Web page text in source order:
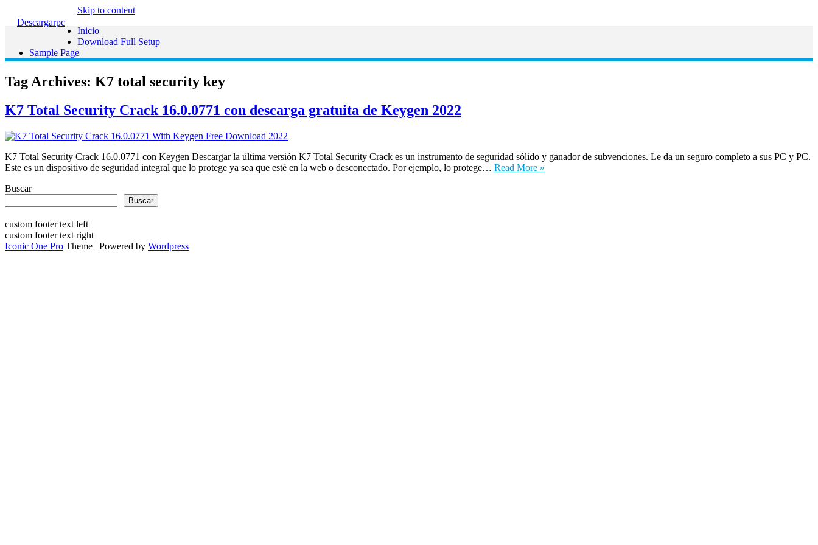
Descargarpc
Skip to content
Inicio
Download Full Setup
Sample Page
Tag Archives: K7 total security key
K7 Total Security Crack 16.0.0771 con descarga gratuita de Keygen 2022
K7 Total Security Crack 16.0.0771 con Keygen Descargar la última versión K7 Total Security Crack es un instrumento de seguridad sólido y ganador de subvenciones. Le da un seguro completo a sus PC y PC.
Este es un dispositivo de seguridad integral que lo protege ya sea que esté en la web o desconectado. Por ejemplo, lo protege… Read More »
Buscar
Buscar
custom footer text left
custom footer text right
Iconic One Pro Theme | Powered by Wordpress